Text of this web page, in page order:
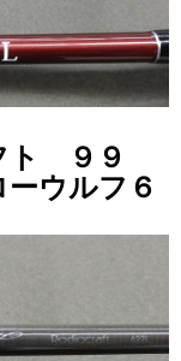
ト ９９
ウルフ６